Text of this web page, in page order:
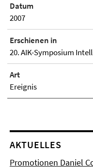
Datum
2007
Erschienen in
20. AIK-Symposium
Art
Ereignis
AKTUELLES
Promotionen Daniel